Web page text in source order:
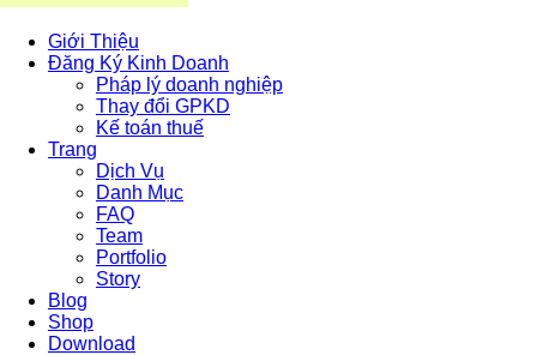
Giới Thiệu
Đăng Ký Kinh Doanh
Pháp lý doanh nghiệp
Thay đổi GPKD
Kế toán thuế
Trang
Dịch Vụ
Danh Mục
FAQ
Team
Portfolio
Story
Blog
Shop
Download